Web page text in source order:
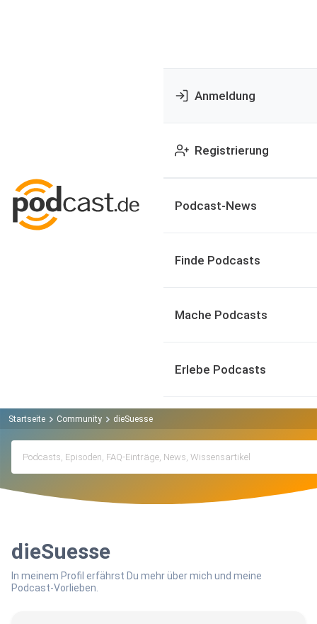
Anmeldung
Registrierung
Podcast-News
Finde Podcasts
Mache Podcasts
Erlebe Podcasts
Startseite Community dieSuesse
dieSuesse
In meinem Profil erfährst Du mehr über mich und meine
Podcast-Vorlieben.